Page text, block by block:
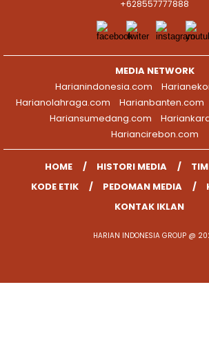
+628557777888
MEDIA NETWORK
Harianindonesia.com
Harianolahraga.com
Harianbanten.com
Hariansumedang.com
Hariancirebon.com
HOME HISTORI MEDIA
KODE ETIK
PEDOMAN MEDIA
KONTAK IKLAN
HARIAN INDONESIA GROUP @